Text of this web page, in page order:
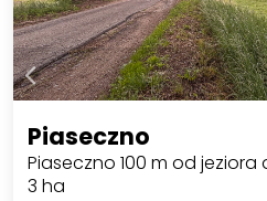
Piaseczno
Piaseczno 100 m od jeziora
3 ha